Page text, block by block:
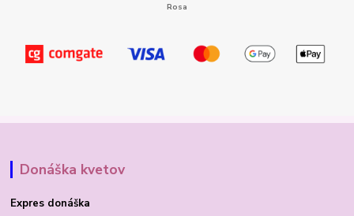
Donáška kvetov
Expres donáška